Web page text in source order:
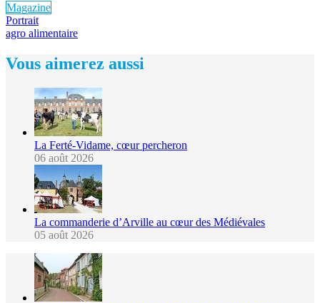
Magazine
Portrait
agro alimentaire
Vous aimerez aussi
La Ferté-Vidame, cœur percheron
06 août 2026
La commanderie d’Arville au cœur des Médiévales
05 août 2026